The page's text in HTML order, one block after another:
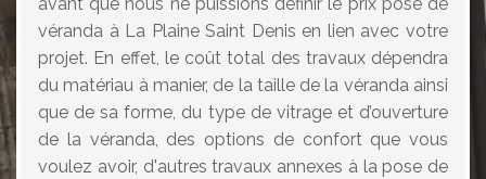
avant que nous ne puissions définir le prix pose de
véranda à La Plaine Saint Denis en lien avec votre
projet. En effet, le coût total des travaux dépendra
du matériau à manier, de la taille de la véranda ainsi
que de sa forme, du type de vitrage et d’ouverture
de la véranda, des options de confort que vous
voulez avoir, d'autres travaux annexes à la pose de